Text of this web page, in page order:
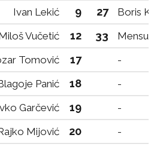
Ivan Lekić 9 27
Boris
Vučetić
12 33
Mensur
Tomović
17
-
Panić
18 -
Garčević 19 -
Mijović 20 -